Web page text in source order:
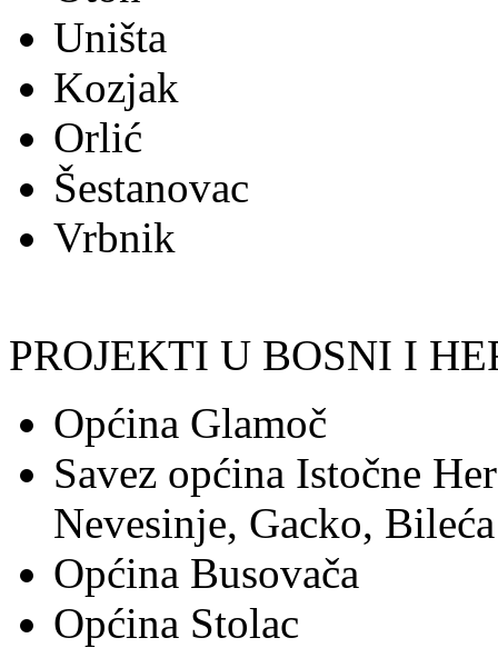
Uništa
Kozjak
Orlić
Šestanovac
Vrbnik
PROJEKTI U BOSNI I
Općina Glamoč
Savez općina Istočne
Nevesinje, Gacko,
Općina Busovača
Općina Stolac